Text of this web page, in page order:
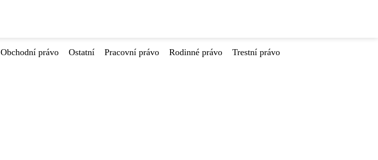
Obchodní právo Ostatní Pracovní právo Rodinné právo
Trestní právo